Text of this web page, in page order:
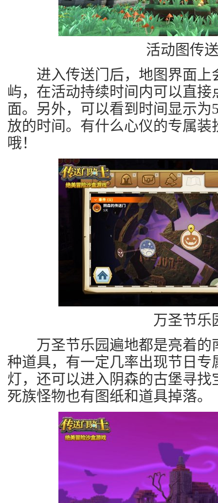
活动图传
进入传送门后，地图界面上
屿，在活动持续时间内可以直
面。另外，可以看到时间显示为
放的时间。有什么心仪的专属
哦！
万圣节乐
万圣节乐园遍地都是亮着的
种道具，有一定几率出现节日
灯，还可以进入阴森的古堡寻
死族怪物也有图纸和道具掉落。